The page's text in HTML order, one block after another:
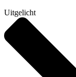
Uitgelicht